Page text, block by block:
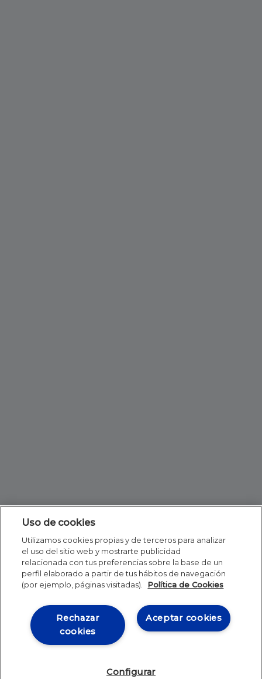
Uso de cookies
Utilizamos cookies propias y de terceros para analizar
el uso del sitio web y mostrarte publicidad
relacionada con tus preferencias sobre la base de un
perfil elaborado a partir de tus hábitos de navegación
(por ejemplo, páginas visitadas).
Política de Cookies
Aceptar cookies
Rechazar
cookies
Configurar